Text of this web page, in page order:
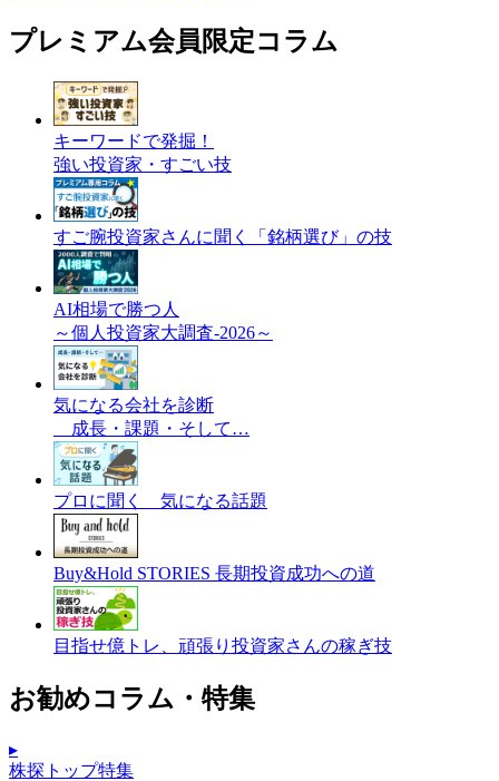
プレミアム会員限定コラム
キーワードで発掘！
強い投資家・すごい技
すご腕投資家さんに聞く「銘柄選び」の技
AI相場で勝つ人
～個人投資家大調査-2026～
気になる会社を診断
成長・課題・そして…
プロに聞く 気になる話題
Buy&Hold STORIES 長期投資成功への道
目指せ億トレ、頑張り投資家さんの稼ぎ技
お勧めコラム・特集
▸
株探トップ特集